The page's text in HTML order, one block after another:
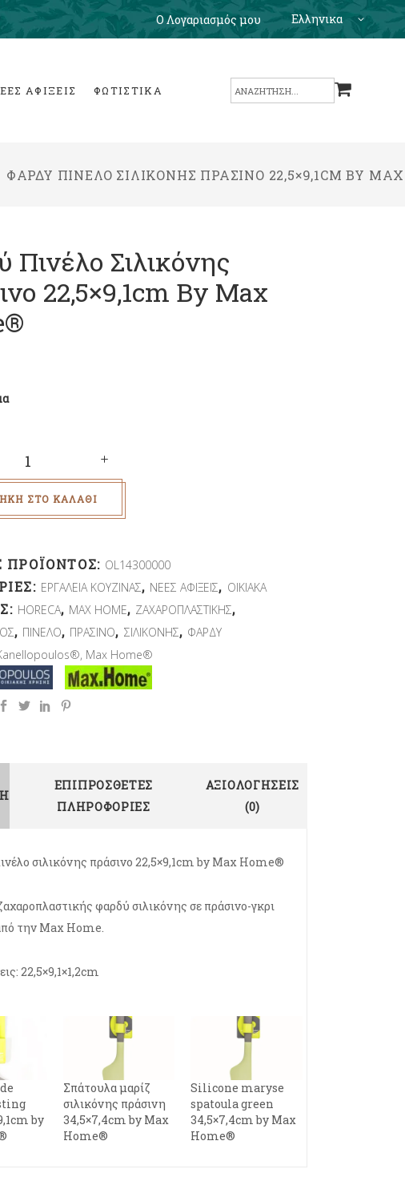
Ο Λογαριασμός μου Ελληνικα
ΑΦΙΞΕΙΣ ΦΩΤΙΣΤΙΚΑ
Search
ΦΑΡΔΎ ΠΙΝΈΛΟ ΣΙΛΙΚΌΝΗΣ ΠΡΆΣΙΝΟ 22,5×9,1CM BY
Πινέλο Σιλικόνης
22,5×9,1cm By Max
ΣΤΟ ΚΑΛΆΘΙ
ΠΡΟΪΌΝΤΟΣ: OL14300000
ΕΡΓΑΛΕΙΑ ΚΟΥΖΙΝΑΣ, ΝΕΕΣ ΑΦΙΞΕΙΣ, ΟΙΚΙΑΚΑ
HORECA, MAX HOME, ΖΑΧΑΡΟΠΛΑΣΤΙΚΗΣ,
, ΠΙΝΕΛΟ, ΠΡΑΣΙΝΟ, ΣΙΛΙΚΟΝΗΣ, ΦΑΡΔΥ
, Μax Home®
ΕΠΙΠΡΌΣΘΕΤΕΣ
ΠΛΗΡΟΦΟΡΊΕΣ
ΑΞΙΟΛΟΓΉΣΕΙΣ
(0)
σιλικόνης πράσινο 22,5×9,1cm by Max Home®
φαρδύ σιλικόνης σε πράσινο-γκρι
την Max Home.
22,5×9,1×1,2cm
by
Σπάτουλα μαρίζ
σιλικόνης πράσινη
34,5×7,4cm by Max
Home®
Silicone maryse
spatoula green
34,5×7,4cm by Max
Home®